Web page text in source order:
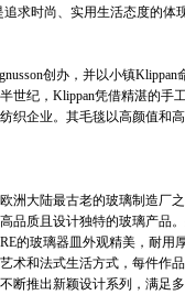
求时尚、实用生活态度的体现
创办，并以小镇Klippan
世纪，Klippan凭借精湛的手
织企业。其毛毯以高颜值和
洲大陆最古老的玻璃制造厂
品质且设计独特的玻璃产品
的玻璃器皿外观精美，耐用
术和法式生活方式，每件作
断推出新颖设计系列，满足